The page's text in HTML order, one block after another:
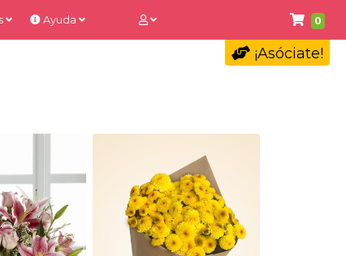
0
Ayuda
¡Asóciate!